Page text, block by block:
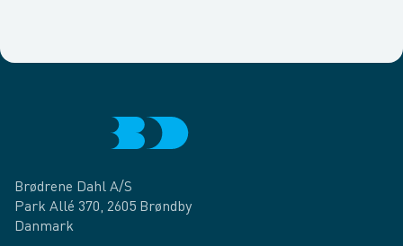
Brødrene Dahl A/S
Park Allé 370, 2605 Brøndby
Danmark